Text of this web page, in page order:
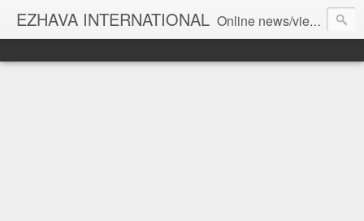
EZHAVA INTERNATIONAL Online news/views JOURNAL... Connecting the community worldwide Editorial Director: Prem Chandran